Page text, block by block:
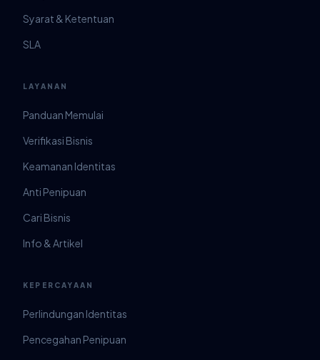
Syarat & Ketentuan
SLA
LAYANAN
Panduan Memulai
Verifikasi Bisnis
Keamanan Identitas
Anti Penipuan
Cari Bisnis
Info & Artikel
KEPERCAYAAN
Perlindungan Identitas
Pencegahan Penipuan